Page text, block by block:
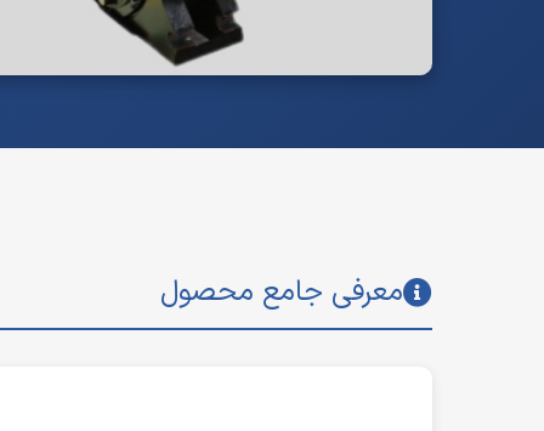
معرفی جامع محصول